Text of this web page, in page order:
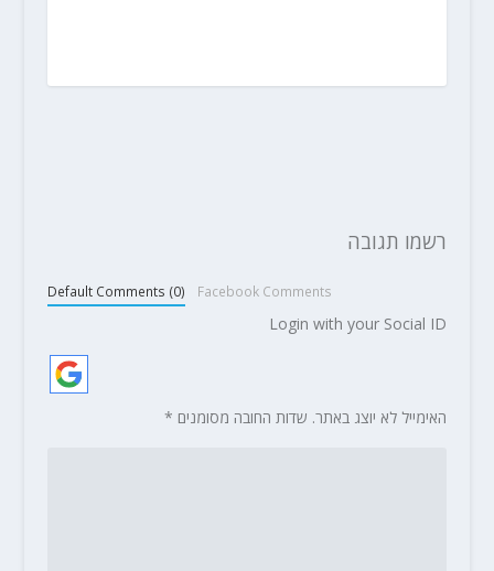
רשמו תגובה
Default Comments (0) Facebook Comments
Login with your Social ID
האימייל לא יוצג באתר. שדות החובה מסומנים *